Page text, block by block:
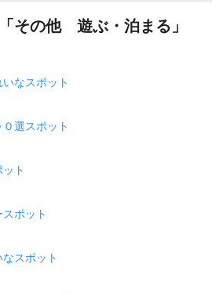
その他 遊ぶ・泊まる」
なスポット
選スポット
ト
ポット
スポット